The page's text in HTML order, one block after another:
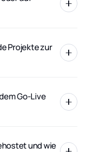
Projekte zur
Go-Live
und wie